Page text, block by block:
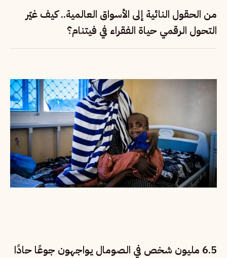
من الحقول النائية إلى الأسواق العالمية.. كيف غيّر
التحول الرقمي حياة الفقراء في فيتنام؟
6.5 مليون شخص في الصومال يواجهون جوعًا حادًا